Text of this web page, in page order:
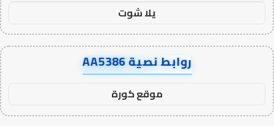
يلا شوت
روابط نصية AA5386
موقع كورة